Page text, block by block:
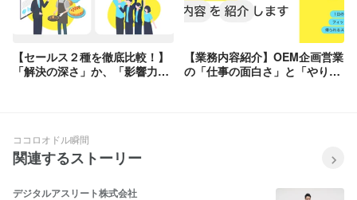
【セールス２種を徹底比較！】
「解決の深さ」か、「影響力の
【業務内容紹介】OEM企画営業
の「仕事の面白さ」と「やりが
ココロオドル瞬間
関連するストーリー
デジタルアスリート株式会社